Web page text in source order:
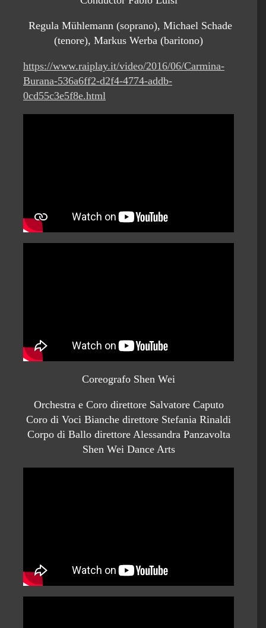
Regula Mühlemann (soprano), Michael Schade
(tenore), Markus Werba (baritono)
https://www.raiplay.it/video/2016/06/Carmina-
Burana-536a6ff2-d2f4-4774-addb-
0cd55c3e5f8e.html
Coreografo Shen Wei
Orchestra e Coro direttore Salvatore Caputo
Coro di Voci Bianche direttore Stefania Rinaldi
Corpo di Ballo direttore Alessandra Panzavolta
Shen Wei Dance Arts